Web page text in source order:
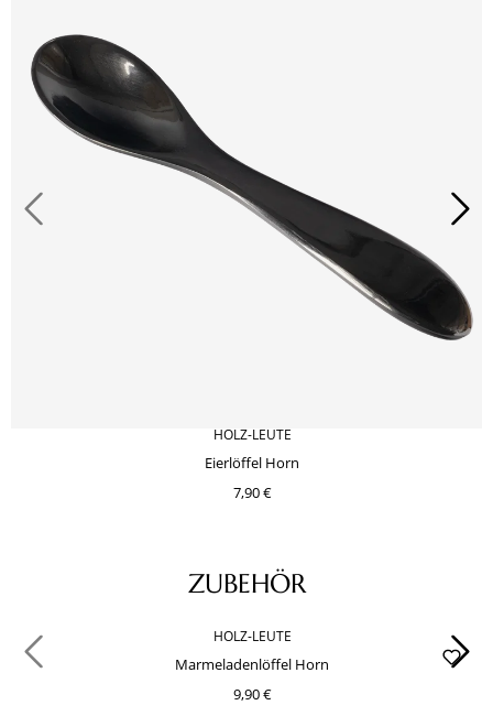
HOLZ-LEUTE
Eierlöffel Horn
7,90 €
Produktgalerie überspringen
ZUBEHÖR
HOLZ-LEUTE
Marmeladenlöffel Horn
9,90 €